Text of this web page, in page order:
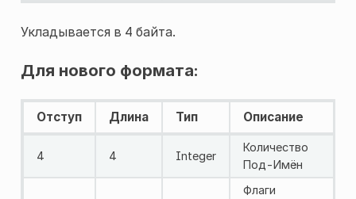
Укладывается в 4 байта.
Для нового формата:
Отступ Длина Тип Описание
4 4 Integer
Количество
Под-Имён
Флаги